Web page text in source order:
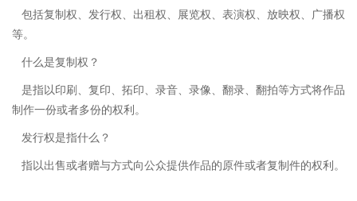
包括复制权、发行权、出租权、展览权、表演权、放映权、广播权
等。
什么是复制权？
是指以印刷、复印、拓印、录音、录像、翻录、翻拍等方式将作品
制作一份或者多份的权利。
发行权是指什么？
指以出售或者赠与方式向公众提供作品的原件或者复制件的权利。